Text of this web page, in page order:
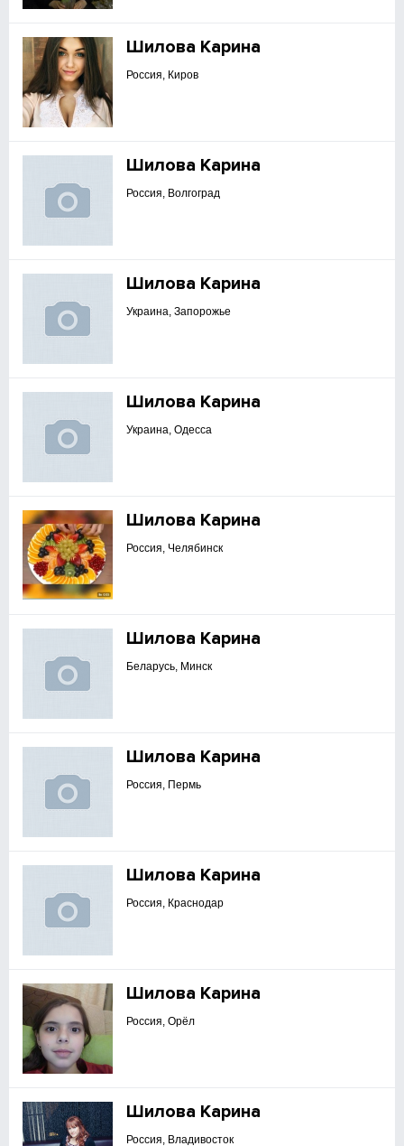
Шилова Карина
Россия, Киров
Шилова Карина
Россия, Волгоград
Шилова Карина
Украина, Запорожье
Шилова Карина
Украина, Одесса
Шилова Карина
Россия, Челябинск
Шилова Карина
Беларусь, Минск
Шилова Карина
Россия, Пермь
Шилова Карина
Россия, Краснодар
Шилова Карина
Россия, Орёл
Шилова Карина
Россия, Владивосток